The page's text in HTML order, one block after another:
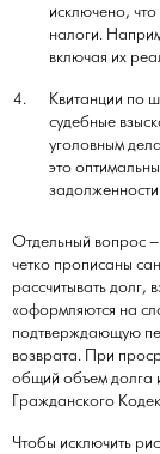
исключено,
налоги.
включая их
Квитанции по
судебные
уголовным
это
Отдельный вопрос –
четко прописаны
рассчитывать долг,
«оформляются на
подтверждающую
возврата. При
общий объем долга
Гражданского
Чтобы исключить